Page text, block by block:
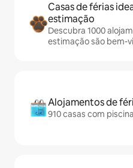
Casas de férias
estimação
Descubra 1000
estimação são bem-
Alojamentos de
910 casas com piscina